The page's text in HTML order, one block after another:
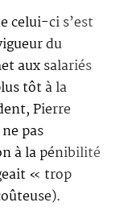
celui-ci s’est
du
aux salariés
tôt à la
Pierre
pas
à la pénibilité
« trop